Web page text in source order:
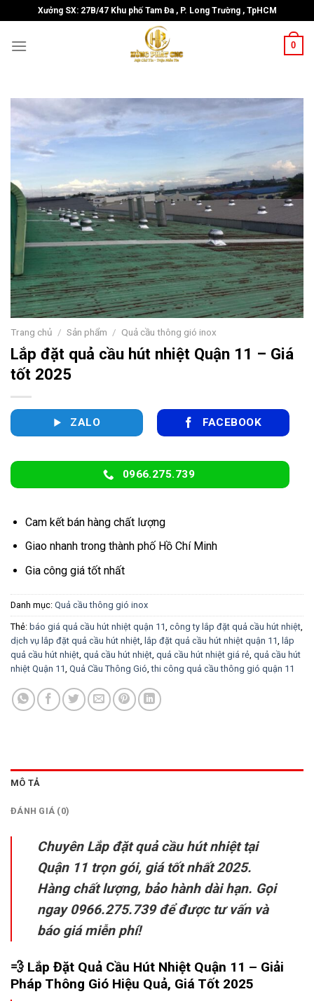
to
content
Xưởng SX: 27B/47 Khu phố Tam Đa , P. Long Trường , TpHCM
0
Trang chủ / Sản phẩm / Quả cầu thông gió inox
Lắp đặt quả cầu hút nhiệt Quận 11 – Giá
tốt 2025
ZALO FACEBOOK
0966.275.739
Cam kết bán hàng chất lượng
Giao nhanh trong thành phố Hồ Chí Minh
Gia công giá tốt nhất
Danh mục: Quả cầu thông gió inox
Thẻ: báo giá quả cầu hút nhiệt quận 11 công ty lắp đặt quả cầu hút nhiệt
dịch vụ lắp đặt quả cầu hút nhiệt lắp đặt quả cầu hút nhiệt quận 11 lắp
quả cầu hút nhiệt quả cầu hút nhiệt quả cầu hút nhiệt giá rẻ quả cầu hút
nhiệt Quận 11 Quả Cầu Thông Gió ,thi công quả cầu thông gió quận 11
MÔ TẢ
ĐÁNH GIÁ (0)
Chuyên Lắp đặt quả cầu hút nhiệt tại
Quận 11 trọn gói, giá tốt nhất 2025.
Hàng chất lượng, bảo hành dài hạn. Gọi
ngay 0966.275.739 để được tư vấn và
báo giá miễn phí!
💨 Lắp Đặt Quả Cầu Hút Nhiệt Quận 11 – Giải
Pháp Thông Gió Hiệu Quả, Giá Tốt 2025